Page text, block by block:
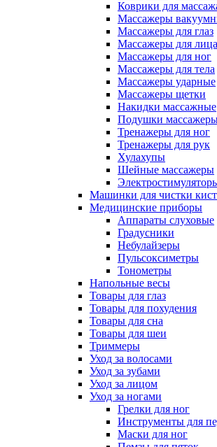
Коврики для
Массажеры
Массажеры для глаз
Массажеры для лица
Массажеры для ног
Массажеры для тела
Массажеры ударные
Массажеры щетки
Накидки массажные
Подушки
Тренажеры для ног
Тренажеры для рук
Хулахупы
Шейные массажеры
Машинки для чистки
Медицинские приборы
Аппараты слуховые
Градусники
Небулайзеры
Пульсоксиметры
Тонометры
Напольные весы
Товары для глаз
Товары для похудения
Товары для сна
Товары для шеи
Триммеры
Уход за волосами
Уход за зубами
Уход за лицом
Уход за ногами
Грелки для ног
Инструменты для
Маски для ног